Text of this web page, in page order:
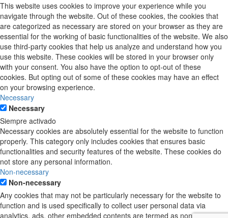
This website uses cookies to improve your experience while you
navigate through the website. Out of these cookies, the cookies that
are categorized as necessary are stored on your browser as they are
essential for the working of basic functionalities of the website. We also
use third-party cookies that help us analyze and understand how you
use this website. These cookies will be stored in your browser only
with your consent. You also have the option to opt-out of these
cookies. But opting out of some of these cookies may have an effect
on your browsing experience.
Necessary
Necessary
Siempre activado
Necessary cookies are absolutely essential for the website to function
properly. This category only includes cookies that ensures basic
functionalities and security features of the website. These cookies do
not store any personal information.
Non-necessary
Non-necessary
Any cookies that may not be particularly necessary for the website to
function and is used specifically to collect user personal data via
analytics, ads, other embedded contents are termed as non-necessary